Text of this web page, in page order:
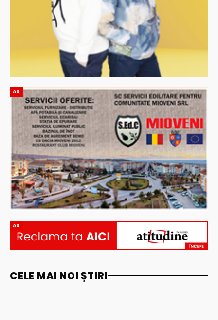
AD
AD
CELE MAI NOI ȘTIRI